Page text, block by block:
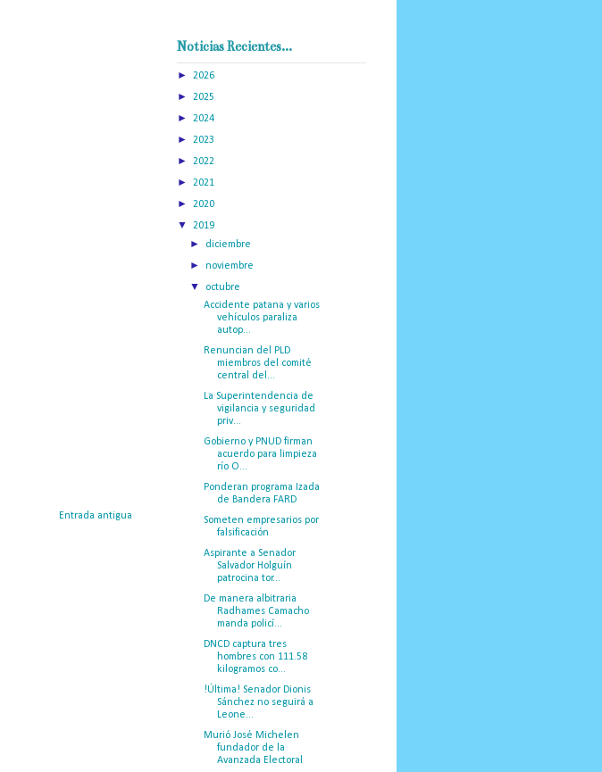
Entrada antigua
Noticias Recientes...
► 2026
► 2025
► 2024
► 2023
► 2022
► 2021
► 2020
▼ 2019
► diciembre
►noviembre
▼ octubre
Accidente patana y varios
vehículos paraliza
autop...
Renuncian del PLD
miembros del comité
central del...
La Superintendencia de
vigilancia y seguridad
priv...
Gobierno y PNUD firman
acuerdo para limpieza
río O...
Ponderan programa Izada
de Bandera FARD
Someten empresarios por
falsificación
Aspirante a Senador
Salvador Holguín
patrocina tor...
De manera albitraria
Radhames Camacho
manda policí...
DNCD captura tres
hombres con 111.58
kilogramos co...
!Última! Senador Dionis
Sánchez no seguirá a
Leone...
Murió José Michelen
fundador de la
Avanzada Electoral